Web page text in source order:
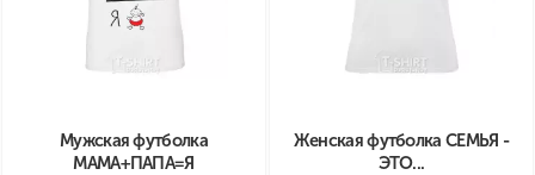
Мужская футболка
МАМА+ПАПА=Я
Женская футболка СЕМЬЯ -
ЭТО...